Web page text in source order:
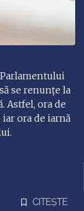
se renunțe la
Astfel, ora de
iar ora de iarnă
CITEȘTE